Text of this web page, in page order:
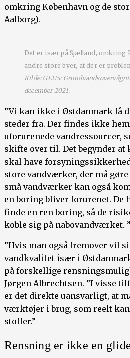
omkring København og de
Aalborg).
Det er især på Sjælland, omkring
andre store byer, at der er
Kilde: GEUS:
december 2021.
”Vi kan ikke i Østdanmark få
steder fra. Der findes ikke
uforurenede vandressourcer,
skifte over til. Det begynder
skal have
store vandværker, der må
små vandværker kan også
en boring bliver forurenet. De
finde en ren boring, så de
koble sig på nabovandværket. ”
”Hvis man også fremover vil
vandkvalitet især i
på forskellige
Jørgen Albrechtsen. ”I visse
er det direkte uansvarligt, at
værktøjer i brug, som reelt
stoffer.”
Rensning er ikke en